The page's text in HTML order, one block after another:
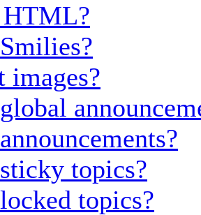
HTML?
images?
topics?
topics?